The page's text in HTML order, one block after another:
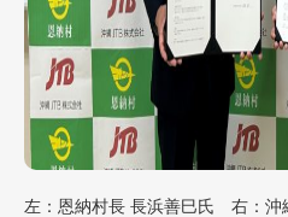
左：恩納村長 長浜善巳氏 右：沖